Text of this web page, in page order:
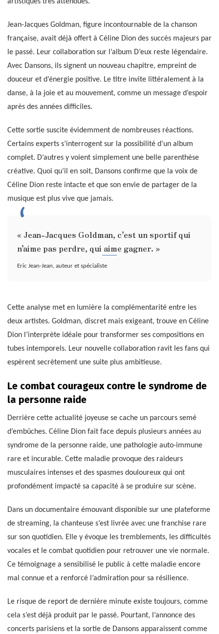
artistiques très attendues.
Jean-Jacques Goldman, figure incontournable de la chanson
française, avait déjà offert à Céline Dion des succès majeurs par
le passé. Leur collaboration sur l’album D’eux reste légendaire.
Avec Dansons, ils signent un nouveau chapitre, empreint de
douceur et d’énergie positive. Le titre invite littéralement à la
danse, à la joie et au mouvement, comme un message d’espoir
après des années difficiles.
Cette sortie suscite évidemment de nombreuses réactions.
Certains experts s’interrogent sur la possibilité d’un album
complet. D’autres y voient simplement une belle parenthèse
créative. Quoi qu’il en soit, Dansons confirme que la voix de
Céline Dion reste intacte et que son envie de partager de la
musique est plus vive que jamais.
« Jean-Jacques Goldman, c’est un sportif qui
n’aime pas perdre, qui aime gagner. »
Eric Jean-Jean, auteur et spécialiste
Cette analyse met en lumière la complémentarité entre les
deux artistes. Goldman, discret mais exigeant, trouve en Céline
Dion l’interprète idéale pour transformer ses compositions en
tubes intemporels. Leur nouvelle collaboration ravit les fans qui
espèrent secrètement une suite plus ambitieuse.
Le combat courageux contre le syndrome de
la personne raide
Derrière cette actualité joyeuse se cache un parcours semé
d’embûches. Céline Dion fait face depuis plusieurs années au
syndrome de la personne raide, une pathologie auto-immune
rare et incurable. Cette maladie provoque des raideurs
musculaires intenses et des spasmes douloureux qui ont
profondément impacté sa capacité à se produire sur scène.
Dans un documentaire émouvant disponible sur une plateforme
de streaming, la chanteuse s’est livrée avec une franchise rare
sur son quotidien. Elle y évoque les tremblements, les difficultés
vocales et le combat quotidien pour retrouver une vie normale.
Ce témoignage a sensibilisé le public à cette maladie encore
mal connue et a renforcé l’admiration pour sa résilience.
Le risque de report de dernière minute existe toujours, comme
cela s’est déjà produit par le passé. Pourtant, l’annonce des
concerts parisiens et la sortie de Dansons apparaissent comme